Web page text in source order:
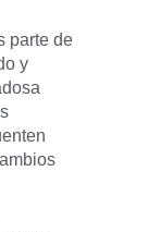
parte de
y